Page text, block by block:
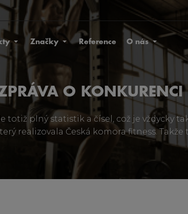
Značky Reference O nás
O KONKURENCI
totiž plný statistik a čísel, což je vždycky
realizovala Česká komora fitness.